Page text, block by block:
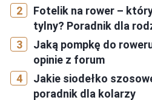
Fotelik na rower –
tylny? Poradnik dla
Jaką pompkę do
opinie z forum
Jakie siodełko
poradnik dla kolarzy